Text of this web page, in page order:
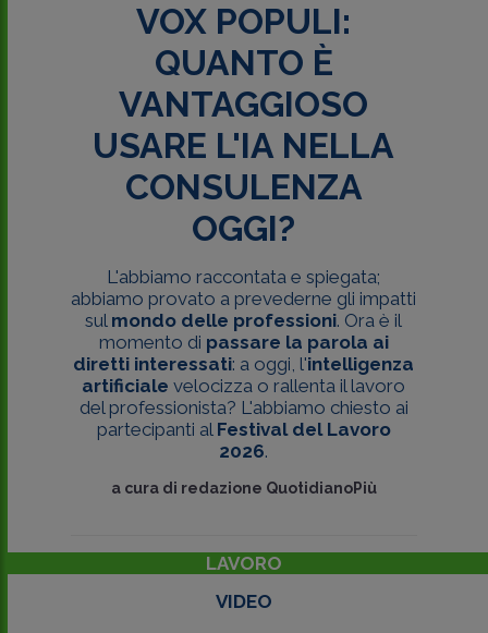
VOX POPULI:
QUANTO È
VANTAGGIOSO
USARE L'IA NELLA
CONSULENZA
OGGI?
L'abbiamo raccontata e spiegata;
abbiamo provato a prevederne gli impatti
sul mondo delle professioni. Ora è il
momento di passare la parola ai
diretti interessati: a oggi, l'intelligenza
artificiale velocizza o rallenta il lavoro
del professionista? L'abbiamo chiesto ai
partecipanti al Festival del Lavoro
2026.
a cura di redazione QuotidianoPiù
LAVORO
VIDEO